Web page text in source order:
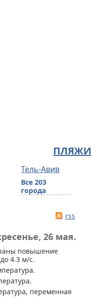
ПЛЯЖИ
Тель-Авив
Все 203
города
rss
26 мая.
повышение
4.3 м/с.
переменная